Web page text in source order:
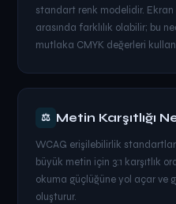
standart renk modelidir. Ekran
arasında farklılık olabilir; bu
mutlaka CMYK değerleri
⚖ Metin Karşıtlığı
WCAG erişilebilirlik
büyük metin için 3:1 karşıtlık
okuma güçlüğüne yol açar ve
oluşturur.